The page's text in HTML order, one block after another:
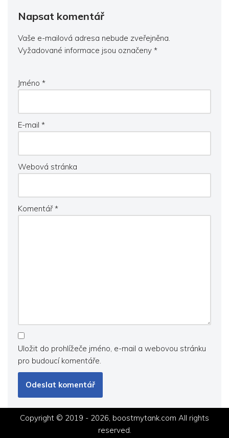
Napsat komentář
Vaše e-mailová adresa nebude zveřejněna.
Vyžadované informace jsou označeny *
Jméno *
E-mail *
Webová stránka
Komentář *
Uložit do prohlížeče jméno, e-mail a webovou stránku
pro budoucí komentáře.
Copyright © 2019 - 2026, boostmytank.com All rights
reserved.